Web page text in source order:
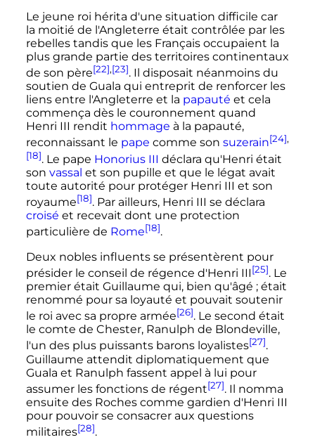
Le jeune roi hérita d'une situation difficile car
la moitié de l'Angleterre était contrôlée par les
rebelles tandis que les Français occupaient la
plus grande partie des territoires continentaux
de son père[22],[23]. Il disposait néanmoins du
soutien de Guala qui entreprit de renforcer les
liens entre l'Angleterre et la papauté et cela
commença dès le couronnement quand
Henri III rendit hommage à la papauté,
reconnaissant le pape comme son suzerain[24],
[18]. Le pape Honorius III déclara qu'Henri était
son vassal et son pupille et que le légat avait
toute autorité pour protéger Henri III et son
royaume[18]. Par ailleurs, Henri III se déclara
croisé et recevait dont une protection
particulière de Rome[18].
Deux nobles influents se présentèrent pour
présider le conseil de régence d'Henri III[25]. Le
premier était Guillaume qui, bien qu'âgé ; était
renommé pour sa loyauté et pouvait soutenir
le roi avec sa propre armée[26]. Le second était
le comte de Chester, Ranulph de Blondeville,
l'un des plus puissants barons loyalistes[27].
Guillaume attendit diplomatiquement que
Guala et Ranulph fassent appel à lui pour
assumer les fonctions de régent[27]. Il nomma
ensuite des Roches comme gardien d'Henri III
pour pouvoir se consacrer aux questions
militaires[28].